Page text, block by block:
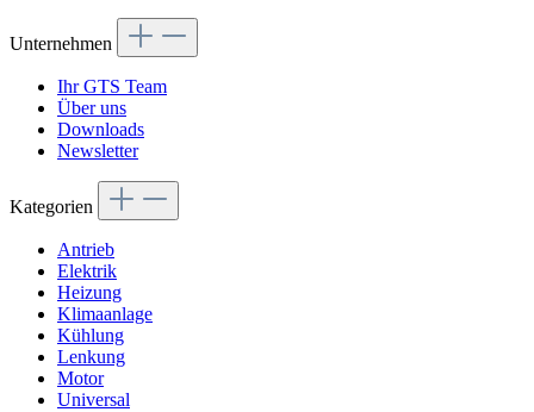
Unternehmen
Ihr GTS Team
Über uns
Downloads
Newsletter
Kategorien
Antrieb
Elektrik
Heizung
Klimaanlage
Kühlung
Lenkung
Motor
Universal